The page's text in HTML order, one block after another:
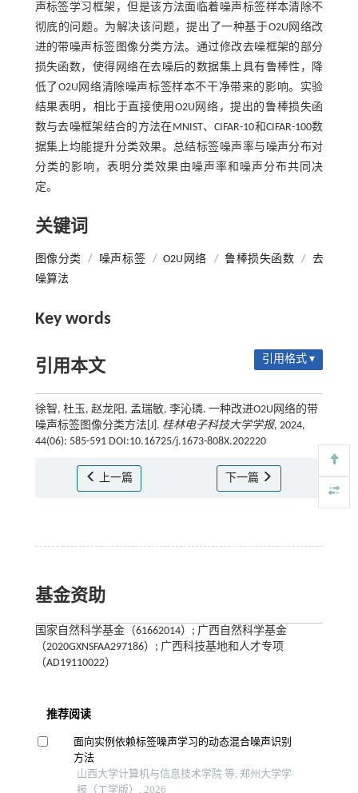
声标签学习框架，但是该方法面临着噪声标签样本清除不
彻底的问题。为解决该问题，提出了一种基于O2U网络改
进的带噪声标签图像分类方法。通过修改去噪框架的部分
损失函数，使得网络在去噪后的数据集上具有鲁棒性，降
低了O2U网络清除噪声标签样本不干净带来的影响。实验
结果表明，相比于直接使用O2U网络，提出的鲁棒损失函
数与去噪框架结合的方法在MNIST、CIFAR-10和CIFAR-100数
据集上均能提升分类效果。总结标签噪声率与噪声分布对
分类的影响，表明分类效果由噪声率和噪声分布共同决
定。
关键词
图像分类 / 噪声标签 / O2U网络 / 鲁棒损失函数 /
去
噪算法
Key words
引用本文 引用格式 ▾
徐智, 杜玉, 赵龙阳, 孟瑞敏, 李沁璘. 一种改进O2U网络的带
噪声标签图像分类方法[J]. 桂林电子科技大学学报, 2024,
44(06): 585-591 DOI:10.16725/j.1673-808X.202220
上一篇 下一篇
基金资助
国家自然科学基金（61662014）; 广西自然科学基金
（2020GXNSFAA297186）; 广西科技基地和人才专项
（AD19110022）